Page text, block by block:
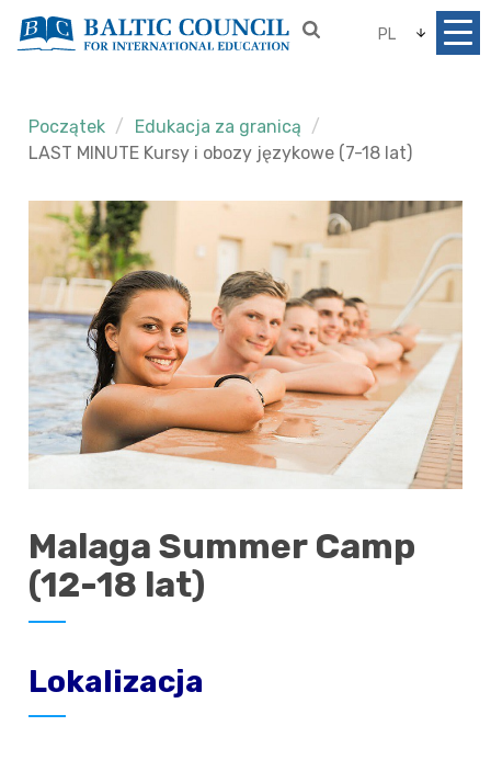
PL
Początek
Edukacja za granicą
LAST MINUTE Kursy i obozy językowe (7-18 lat)
Malaga Summer Camp
(12-18 lat)
Lokalizacja